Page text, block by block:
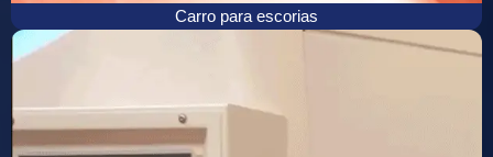
Carro para escorias